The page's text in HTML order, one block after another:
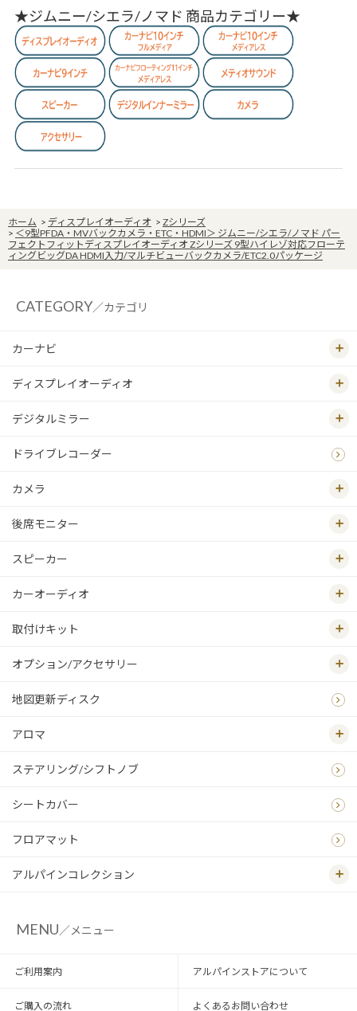
★ジムニー/シエラ/ノマド 商品カテゴリー★
ホーム > ディスプレイオーディオ > Zシリーズ
> ＜9型PFDA・MVバックカメラ・ETC・HDMI＞ ジムニー/シエラ/ノマド パー
フェクトフィットディスプレイオーディオ Zシリーズ 9型ハイレゾ対応フローテ
ィングビッグDA HDMI入力/マルチビューバックカメラ/ETC2.0パッケージ
CATEGORY／カテゴリ
カーナビ
ディスプレイオーディオ
デジタルミラー
ドライブレコーダー
カメラ
後席モニター
スピーカー
カーオーディオ
取付けキット
オプション/アクセサリー
地図更新ディスク
アロマ
ステアリング/シフトノブ
シートカバー
フロアマット
アルパインコレクション
MENU／メニュー
ご利用案内 アルパインストアについて
ご購入の流れ よくあるお問い合わせ